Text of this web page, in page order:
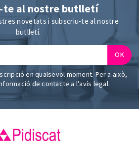
te al nostre butlletí
novetats i subscriu-te al nostre
butlletí.
en qualsevol moment. Per a això,
de contacte a l'avís legal.